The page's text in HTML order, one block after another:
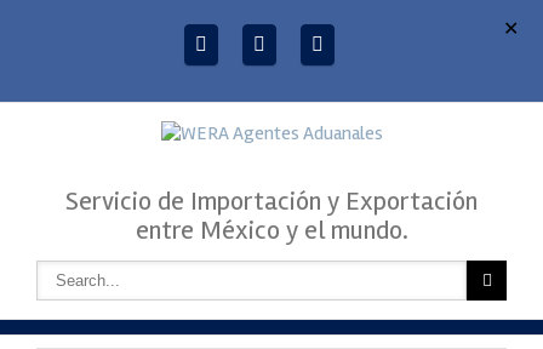
Servicio de Importación y Exportación
entre México y el mundo.
✕